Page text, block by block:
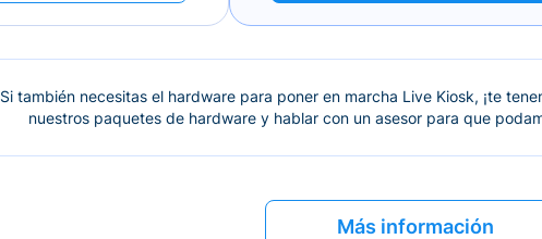
Si también necesitas el hardware para poner en marcha Live Kiosk, ¡te
nuestros paquetes de hardware y hablar con un asesor para que
Más información